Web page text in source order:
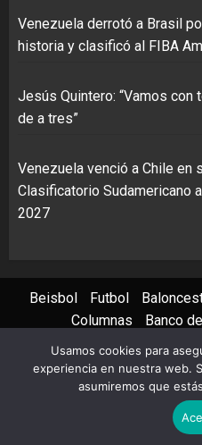
Venezuela derrotó a Brasil
historia y clasificó al FIBA
Jesús Quintero: “Vamos con
de a tres”
Venezuela venció a Chile en
Clasificatorio Sudamericano
2027
Beisbol Futbol
Columnas
Banco
Instagram
X
Copyright © 2022 AVS
ChromeNews
Usamos cookies para
experiencia en nuestra web.
asumiremos que